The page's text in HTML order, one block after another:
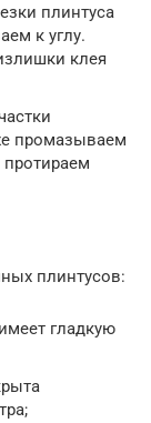
плинтуса
к углу.
клея
промазываем
плинтусов:
гладкую